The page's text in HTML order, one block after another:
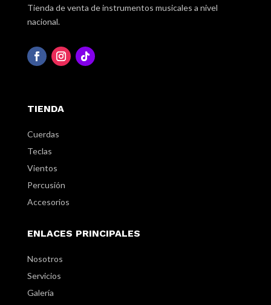
Tienda de venta de instrumentos musicales a nivel
nacional.
TIENDA
Cuerdas
Teclas
Vientos
Percusión
Accesorios
ENLACES PRINCIPALES
Nosotros
Servicios
Galería